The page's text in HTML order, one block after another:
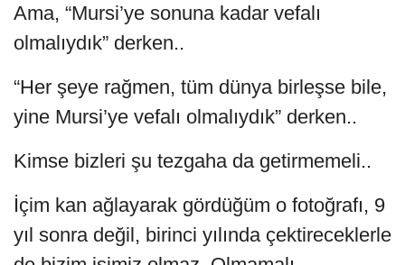
Ama, “Mursi’ye sonuna kadar vefalı
olmalıydık” derken..
“Her şeye rağmen, tüm dünya birleşse bile,
yine Mursi’ye vefalı olmalıydık” derken..
Kimse bizleri şu tezgaha da getirmemeli..
İçim kan ağlayarak gördüğüm o fotoğrafı, 9
yıl sonra değil, birinci yılında çektireceklerle